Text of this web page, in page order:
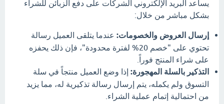
يساعد البريد الإلكتروني الشركات على دفع الزبائن للشراء
بشكل مباشر من خلال:
إرسال العروض والخصومات: عندما يتلقى العميل رسالة
تحتوي على "خصم 20% لفترة محدودة"، فإن ذلك يحفزه
على شراء المنتج فوراً.
التذكير بالسلة المهجورة: إذا وضع العميل منتجاً في سلة
التسوق ولم يكمله، يتم إرسال رسالة تذكيرية له، مما يزيد
من احتمالية إتمام عملية الشراء.